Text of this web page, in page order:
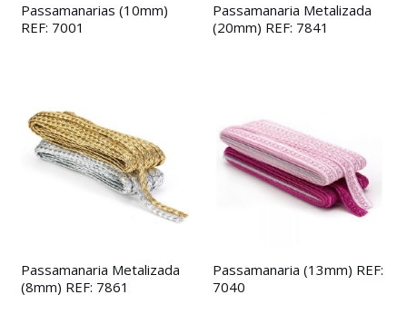
Passamanarias (10mm)
REF: 7001
Passamanaria Metalizada
(20mm) REF: 7841
Passamanaria Metalizada
(8mm) REF: 7861
Passamanaria (13mm) REF:
7040